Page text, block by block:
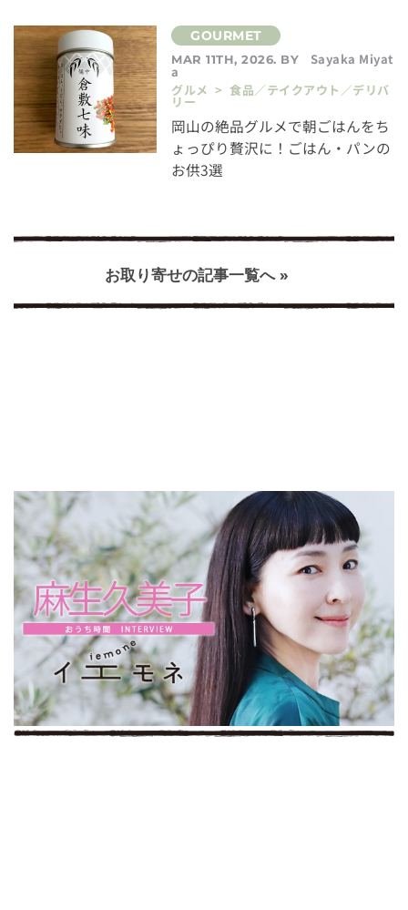
MAR 11TH, 2026. BY Sayaka Miyat
a
グルメ > 食品／テイクアウト／デリバ
リー
岡山の絶品グルメで朝ごはんをち
ょっぴり贅沢に！ごはん・パンの
お供3選
お取り寄せの記事一覧へ »